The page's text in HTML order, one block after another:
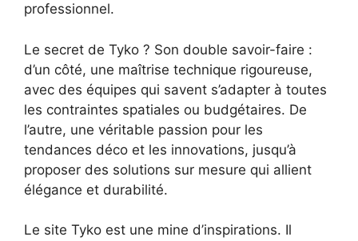
professionnel.
Le secret de Tyko ? Son double savoir-faire :
d’un côté, une maîtrise technique rigoureuse,
avec des équipes qui savent s’adapter à toutes
les contraintes spatiales ou budgétaires. De
l’autre, une véritable passion pour les
tendances déco et les innovations, jusqu’à
proposer des solutions sur mesure qui allient
élégance et durabilité.
Le site Tyko est une mine d’inspirations. Il